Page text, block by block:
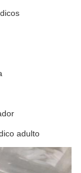
adulto